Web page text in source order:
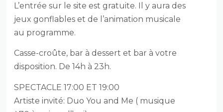
L’entrée sur le site est gratuite. Il y aura des
jeux gonflables et de l’animation musicale
au programme.
Casse-croûte, bar à dessert et bar à votre
disposition. De 14h à 23h.
SPECTACLE 17:00 ET 19:00
Artiste invité: Duo You and Me ( musique